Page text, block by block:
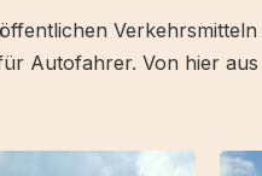
Autofahrer. Von hier aus